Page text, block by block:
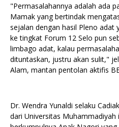
"Permasalahannya adalah ada
Mamak yang bertindak
sejalan dengan hasil Pleno adat
ke tingkat Forum 12 Selo pun
limbago adat, kalau
dituntaskan, justru akan sulit,"
Alam, mantan pentolan aktifis
Dr. Wendra Yunaldi selaku
dari Universitas